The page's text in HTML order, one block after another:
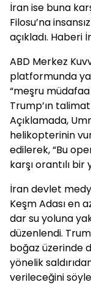
İran ise buna
Filosu’na
açıkladı. Haberi
ABD Merkez
platformunda
“meşru müdafaa
Trump’ın
Açıklamada,
helikopterinin
edilerek, “Bu
karşı orantılı bir
İran devlet
Keşm Adası en
dar su yoluna
düzenlendi.
boğaz üzerinde
yönelik
verileceğini